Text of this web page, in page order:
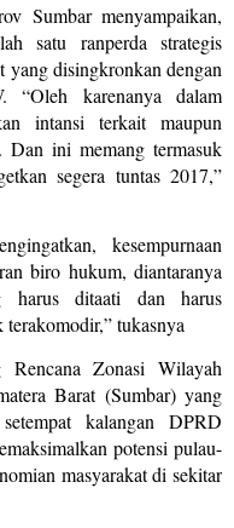
Sumbar menyampaikan,
satu ranperda strategis
yang disingkronkan dengan
karenanya dalam
intansi terkait maupun
Dan ini memang termasuk
segera tuntas 2017,”
kesempurnaan
biro hukum, diantaranya
harus ditaati dan harus
tukasnya
Rencana Zonasi Wilayah
Barat (Sumbar) yang
kalangan DPRD
potensi pulau-
masyarakat di sekitar